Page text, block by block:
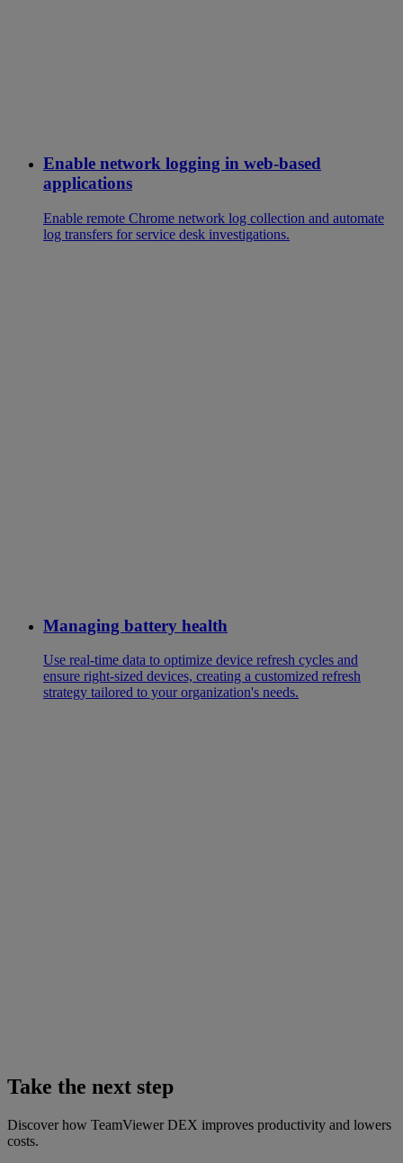
Enable network logging in web-based
applications
Enable remote Chrome network log collection and automate
log transfers for service desk investigations.
Managing battery health
Use real-time data to optimize device refresh cycles and
ensure right-sized devices, creating a customized refresh
strategy tailored to your organization's needs.
Take the next step
Discover how TeamViewer DEX improves productivity and lowers
costs.